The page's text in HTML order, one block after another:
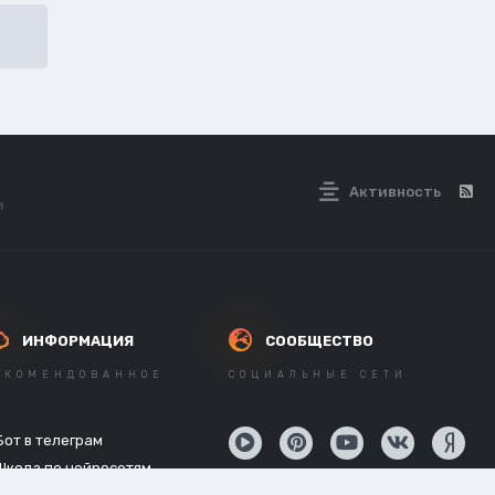
Активность
ИНФОРМАЦИЯ
в телеграм
по нейросетям
СООБЩЕСТВО
СОЦИАЛЬНЫЕ СЕТИ